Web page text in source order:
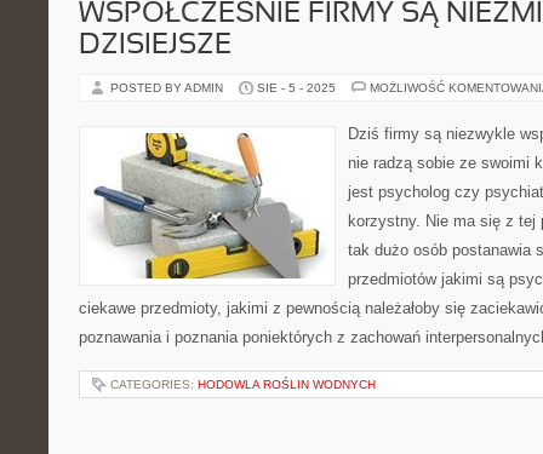
WSPÓŁCZEŚNIE FIRMY SĄ
DZISIEJSZE
POSTED BY ADMIN SIE - 5 - 2025 MOŻLIWOŚĆ
Dziś firmy są niezwykle
nie radzą sobie ze swoimi
jest psycholog czy
korzystny. Nie ma się z
tak dużo osób postanawia
przedmiotów jakimi są
ciekawe przedmioty, jakimi z pewnością należałoby się
poznawania i poznania poniektórych z zachowań
CATEGORIES: HODOWLA ROŚLIN WODNYCH